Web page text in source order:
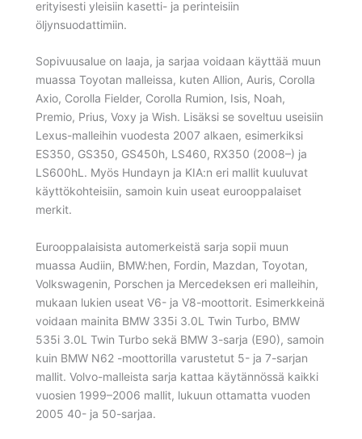
erityisesti yleisiin kasetti- ja perinteisiin
öljynsuodattimiin.
Sopivuusalue on laaja, ja sarjaa voidaan käyttää muun
muassa Toyotan malleissa, kuten Allion, Auris, Corolla
Axio, Corolla Fielder, Corolla Rumion, Isis, Noah,
Premio, Prius, Voxy ja Wish. Lisäksi se soveltuu useisiin
Lexus-malleihin vuodesta 2007 alkaen, esimerkiksi
ES350, GS350, GS450h, LS460, RX350 (2008–) ja
LS600hL. Myös Hundayn ja KIA:n eri mallit kuuluvat
käyttökohteisiin, samoin kuin useat eurooppalaiset
merkit.
Eurooppalaisista automerkeistä sarja sopii muun
muassa Audiin, BMW:hen, Fordin, Mazdan, Toyotan,
Volkswagenin, Porschen ja Mercedeksen eri malleihin,
mukaan lukien useat V6- ja V8-moottorit. Esimerkkeinä
voidaan mainita BMW 335i 3.0L Twin Turbo, BMW
535i 3.0L Twin Turbo sekä BMW 3-sarja (E90), samoin
kuin BMW N62 -moottorilla varustetut 5- ja 7-sarjan
mallit. Volvo-malleista sarja kattaa käytännössä kaikki
vuosien 1999–2006 mallit, lukuun ottamatta vuoden
2005 40- ja 50-sarjaa.